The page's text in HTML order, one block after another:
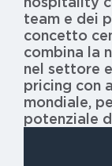
team e dei
concetto
combina la
nel settore
pricing con
mondiale,
potenziale